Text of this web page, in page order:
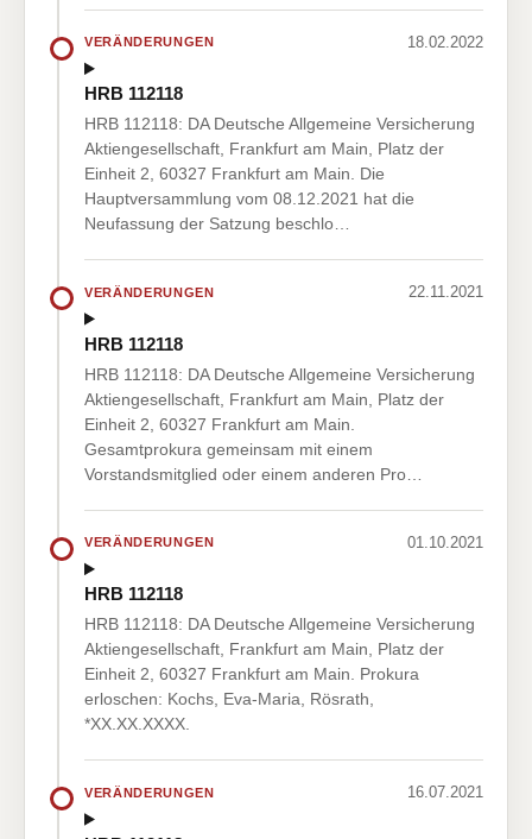
VERÄNDERUNGEN 18.02.2022
HRB 112118
HRB 112118: DA Deutsche Allgemeine Versicherung
Aktiengesellschaft, Frankfurt am Main, Platz der
Einheit 2, 60327 Frankfurt am Main. Die
Hauptversammlung vom 08.12.2021 hat die
Neufassung der Satzung beschlo…
VERÄNDERUNGEN 22.11.2021
HRB 112118
HRB 112118: DA Deutsche Allgemeine Versicherung
Aktiengesellschaft, Frankfurt am Main, Platz der
Einheit 2, 60327 Frankfurt am Main.
Gesamtprokura gemeinsam mit einem
Vorstandsmitglied oder einem anderen Pro…
VERÄNDERUNGEN 01.10.2021
HRB 112118
HRB 112118: DA Deutsche Allgemeine Versicherung
Aktiengesellschaft, Frankfurt am Main, Platz der
Einheit 2, 60327 Frankfurt am Main. Prokura
erloschen: Kochs, Eva-Maria, Rösrath,
*XX.XX.XXXX.
VERÄNDERUNGEN 16.07.2021